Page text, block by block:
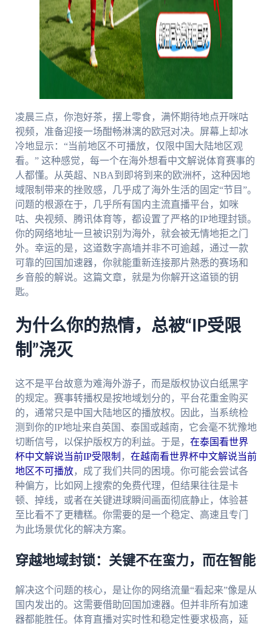
凌晨三点，你泡好茶，摆上零食，满怀期待地点开咪咕
视频，准备迎接一场酣畅淋漓的欧冠对决。屏幕上却冰
冷地显示：“当前地区不可播放，仅限中国大陆地区观
看。” 这种感觉，每一个在海外想看中文解说体育赛事的
人都懂。从英超、NBA到即将到来的欧洲杯，这种因地
域限制带来的挫败感，几乎成了海外生活的固定“节目”。
问题的根源在于，几乎所有国内主流直播平台，如咪
咕、央视频、腾讯体育等，都设置了严格的IP地理封锁。
你的网络地址一旦被识别为海外，就会被无情地拒之门
外。幸运的是，这道数字高墙并非不可逾越，通过一款
可靠的回国加速器，你就能重新连接那片熟悉的赛场和
乡音般的解说。这篇文章，就是为你解开这道锁的钥
匙。
为什么你的热情，总被“IP受限
制”浇灭
这不是平台故意为难海外游子，而是版权协议白纸黑字
的规定。赛事转播权是按地域划分的，平台花重金购买
的，通常只是中国大陆地区的播放权。因此，当系统检
测到你的IP地址来自英国、泰国或越南，它会毫不犹豫地
切断信号，以保护版权方的利益。于是， 在泰国看世界
杯中文解说当前IP受限制 ， 在越南看世界杯中文解说当前
地区不可播放，成了我们共同的困境。你可能会尝试各
种偏方，比如网上搜索的免费代理，但结果往往是卡
顿、掉线，或者在关键进球瞬间画面彻底静止，体验甚
至比看不了更糟糕。你需要的是一个稳定、高速且专门
为此场景优化的解决方案。
穿越地域封锁：关键不在蛮力，而在智能
解决这个问题的核心，是让你的网络流量“看起来”像是从
国内发出的。这需要借助回国加速器。但并非所有加速
器都能胜任。体育直播对实时性和稳定性要求极高，延